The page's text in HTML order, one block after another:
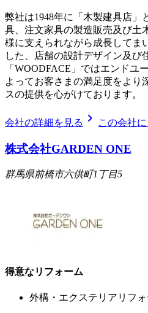
弊社は1948年に「木製建具店」
具、注文家具の製造販売及び土
様に支えられながら成長してま
した、店舗の設計デザイン及び
「WOODFACE」ではエンドユ
よってお客さまの満足度をより
スの提供を心がけております。
会社の詳細を見る chevron_right この会社
株式会社GARDEN ONE
群馬県前橋市六供町1丁目5
得意なリフォーム
外構・エクステリアリフォ